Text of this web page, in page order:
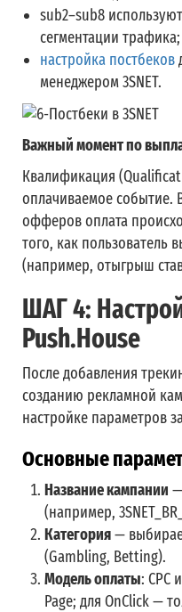
sub2–sub8
сегментации трафика;
настройка постбеков
менеджером 3SNET.
Важный момент по
Квалификация
оплачиваемое событие.
офферов оплата
того, как пользователь
(например, отыгрыш
ШАГ 4:
Push.House
После добавления
созданию рекламной
настройке параметров
Основные
Название кампании
(например,
Категория—
(Gambling, Betting).
Модель оплаты: CPC
Page; для OnClick —